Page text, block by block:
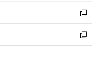
く
ウ
で
開
く
ン
ド
ウ
で
開
ウ
ィ
ン
ド
ウ
し
い
ウ
ィ
ン
新
し
い
ウ
新
し